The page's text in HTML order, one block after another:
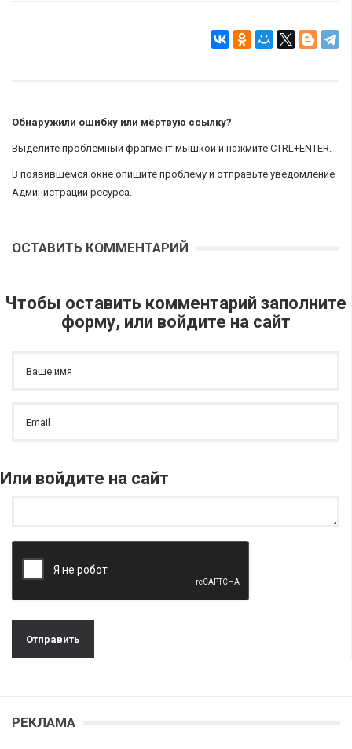
Обнаружили ошибку или мёртвую ссылку?
Выделите проблемный фрагмент мышкой и нажмите CTRL+ENTER.
В появившемся окне опишите проблему и отправьте уведомление
Администрации ресурса.
ОСТАВИТЬ КОММЕНТАРИЙ
Чтобы оставить комментарий заполните
форму, или войдите на сайт
Или войдите на сайт
РЕКЛАМА